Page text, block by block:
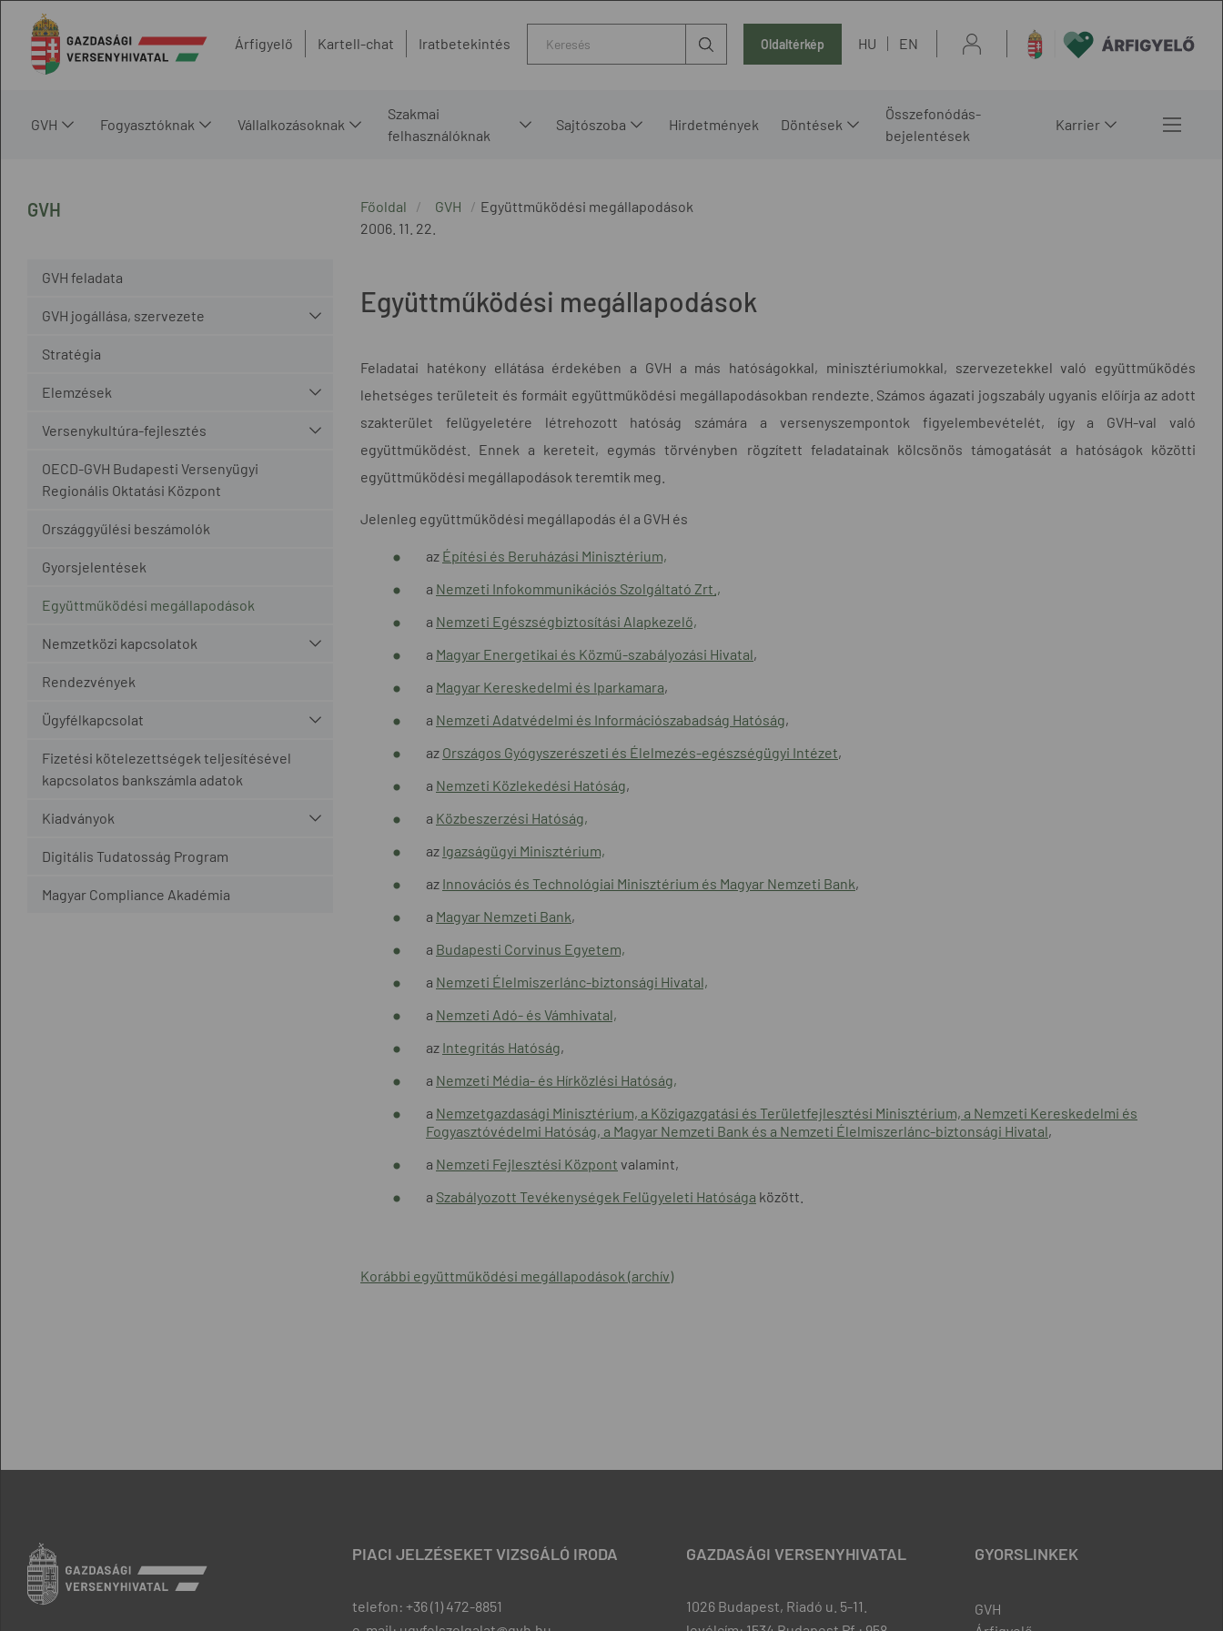
Árfigyelő Kartell-chat Iratbetekintés Oldaltérkép HU EN
GVH Fogyasztóknak Vállalkozásoknak
Szakmai
felhasználóknak
Sajtószoba Hirdetmények Döntések
Összefonódás-
bejelentések
Karrier
GVH
GVH feladata
GVH jogállása, szervezete
Stratégia
Elemzések
Versenykultúra-fejlesztés
OECD-GVH Budapesti Versenyügyi
Regionális Oktatási Központ
Országgyűlési beszámolók
Gyorsjelentések
Együttműködési megállapodások
Nemzetközi kapcsolatok
Rendezvények
Ügyfélkapcsolat
Fizetési kötelezettségek teljesítésével
kapcsolatos bankszámla adatok
Kiadványok
Digitális Tudatosság Program
Magyar Compliance Akadémia
Főoldal GVH
Együttműködési megállapodások
2006. 11. 22.
Együttműködési megállapodások
Feladatai hatékony ellátása érdekében a GVH a más hatóságokkal, minisztériumokkal, szervezetekkel való együttműködés
lehetséges területeit és formáit együttműködési megállapodásokban rendezte. Számos ágazati jogszabály ugyanis előírja az adott
szakterület felügyeletére létrehozott hatóság számára a versenyszempontok figyelembevételét, így a GVH-val való
együttműködést. Ennek a kereteit, egymás törvényben rögzített feladatainak kölcsönös támogatását a hatóságok közötti
együttműködési megállapodások teremtik meg.
Jelenleg együttműködési megállapodás él a GVH és
az Építési és Beruházási Minisztérium,
a Nemzeti Infokommunikációs Szolgáltató Zrt.,
a Nemzeti Egészségbiztosítási Alapkezelő,
a Magyar Energetikai és Közmű-szabályozási Hivatal,
a Magyar Kereskedelmi és Iparkamara,
a Nemzeti Adatvédelmi és Információszabadság Hatóság,
az Országos Gyógyszerészeti és Élelmezés-egészségügyi Intézet,
a Nemzeti Közlekedési Hatóság,
a Közbeszerzési Hatóság,
az Igazságügyi Minisztérium,
az Innovációs és Technológiai Minisztérium és Magyar Nemzeti Bank,
a Magyar Nemzeti Bank,
a Budapesti Corvinus Egyetem,
a Nemzeti Élelmiszerlánc-biztonsági Hivatal,
a Nemzeti Adó- és Vámhivatal,
az Integritás Hatóság,
a Nemzeti Média- és Hírközlési Hatóság,
a Nemzetgazdasági Minisztérium, a Közigazgatási és Területfejlesztési Minisztérium, a Nemzeti Kereskedelmi és
Fogyasztóvédelmi Hatóság, a Magyar Nemzeti Bank és a Nemzeti Élelmiszerlánc-biztonsági Hivatal,
a Nemzeti Fejlesztési Központ valamint,
a Szabályozott Tevékenységek Felügyeleti Hatósága között.
Korábbi együttműködési megállapodások (archív)
PIACI JELZÉSEKET VIZSGÁLÓ IRODA
telefon: +36 (1) 472-8851
GAZDASÁGI VERSENYHIVATAL
1026 Budapest, Riadó u. 5-11.
GYORSLINKEK
GVH